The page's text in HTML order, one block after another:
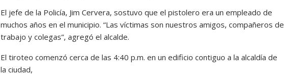
El jefe de la Policía, Jim Cervera, sostuvo que el pistolero era un empleado de
muchos años en el municipio. “Las víctimas son nuestros amigos, compañeros de
trabajo y colegas”, agregó el alcalde.
El tiroteo comenzó cerca de las 4:40 p.m. en un edificio contiguo a la alcaldía de
la ciudad,